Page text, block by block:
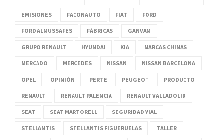
EMISIONES FACONAUTO FIAT FORD
FORD ALMUSSAFES FÁBRICAS GANVAM
GRUPO RENAULT HYUNDAI KIA MARCAS CHINAS
MERCADO MERCEDES NISSAN NISSAN BARCELONA
OPEL OPINIÓN PERTE PEUGEOT PRODUCTO
RENAULT RENAULT PALENCIA RENAULT VALLADOLID
SEAT SEAT MARTORELL SEGURIDAD VIAL
STELLANTIS STELLANTIS FIGUERUELAS TALLER